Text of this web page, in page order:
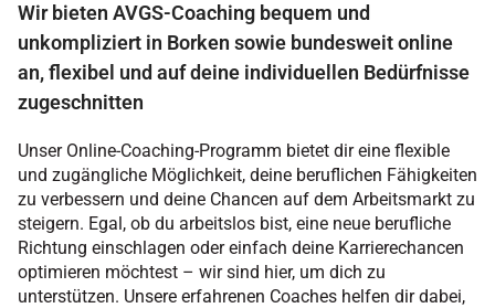
Wir bieten AVGS-Coaching bequem und
unkompliziert in Borken sowie bundesweit online
an, flexibel und auf deine individuellen Bedürfnisse
zugeschnitten
Unser Online-Coaching-Programm bietet dir eine flexible
und zugängliche Möglichkeit, deine beruflichen Fähigkeiten
zu verbessern und deine Chancen auf dem Arbeitsmarkt zu
steigern. Egal, ob du arbeitslos bist, eine neue berufliche
Richtung einschlagen oder einfach deine Karrierechancen
optimieren möchtest – wir sind hier, um dich zu
unterstützen. Unsere erfahrenen Coaches helfen dir dabei,